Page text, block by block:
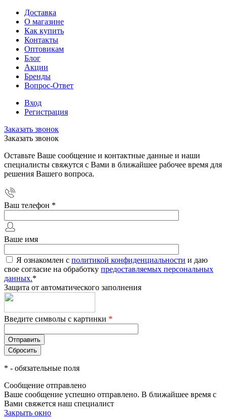
Доставка
О магазине
Как купить
Контакты
Оптовикам
Блог
Акции
Бренды
Вопрос-Ответ
Вход
Регистрация
Заказать звонок
Заказать звонок
Оставьте Ваше сообщение и контактные данные и наши
специалисты свяжутся с Вами в ближайшее рабочее время для
решения Вашего вопроса.
Ваш телефон *
Ваше имя
Я ознакомлен с политикой конфиденциальности и даю
свое согласие на обработку предоставляемых персональных
данных.*
Защита от автоматического заполнения
Введите символы с картинки *
* - обязательные поля
Сообщение отправлено
Ваше сообщение успешно отправлено. В ближайшее время с
Вами свяжется наш специалист
Закрыть окно